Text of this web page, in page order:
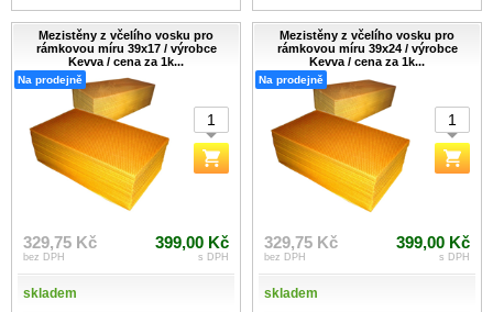
Mezistěny z včelího vosku pro
rámkovou míru 39x17 / výrobce
Kevva / cena za 1k...
Na prodejně
329,75 Kč
bez DPH
399,00 Kč
s DPH
skladem
Mezistěny z včelího vosku pro
rámkovou míru 39x24 / výrobce
Kevva / cena za 1k...
Na prodejně
329,75 Kč
bez DPH
399,00 Kč
s DPH
skladem